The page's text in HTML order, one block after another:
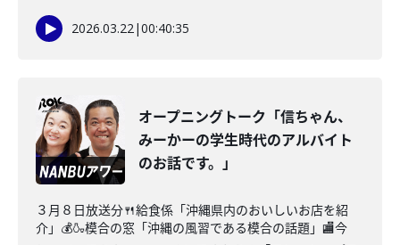
2026.03.22|00:40:35
オープニングトーク「信ちゃん、
みーかーの学生時代のアルバイト
のお話です。」
３月８日放送分🍴給食係「沖縄県内のおいしいお店を紹
介」💰🍶模合の窓「沖縄の風習である模合の話題」🏬今